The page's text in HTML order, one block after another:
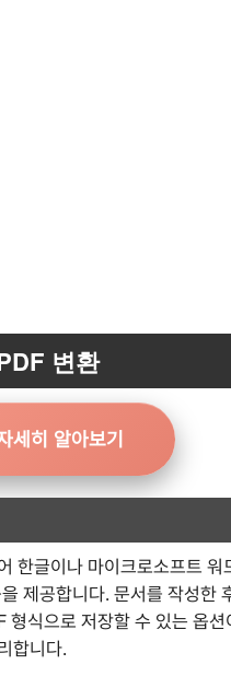
변환
세히 알아보기
한글이나 마이크로소프트
제공합니다. 문서를 작성한
형식으로 저장할 수 있는 옵
합니다.